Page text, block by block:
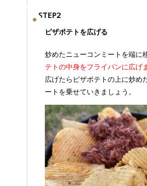
STEP2
ピザポテトを広げる
炒めたニューコンミートを端に
テトの中身をフライパンに広げ
広げたらピザポテトの上に炒め
ートを乗せていきましょう。